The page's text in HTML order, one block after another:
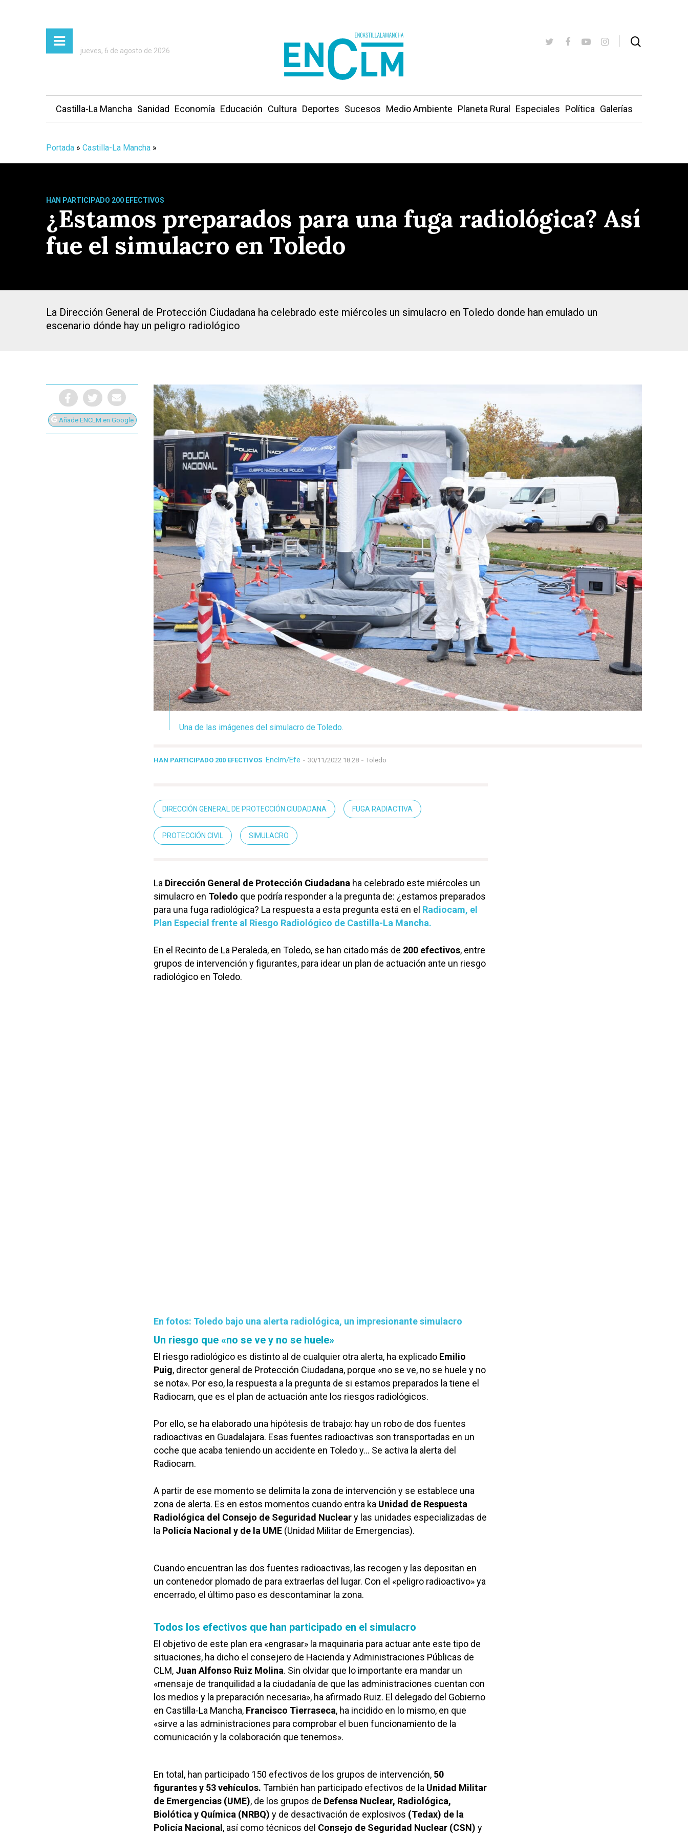
Presiona Intro para buscar o ESC para cerrar
jueves, 6 de agosto de 2026
Castilla-La Mancha Sanidad Economía Educación Cultura Deportes Sucesos Medio Ambiente Planeta Rural Especiales Política Galerías
Portada » Castilla-La Mancha »
HAN PARTICIPADO 200 EFECTIVOS
¿Estamos preparados para una fuga radiológica? Así
fue el simulacro en Toledo
La Dirección General de Protección Ciudadana ha celebrado este miércoles un simulacro en Toledo donde han emulado un
escenario dónde hay un peligro radiológico
Añade ENCLM en Google
Una de las imágenes del simulacro de Toledo.
HAN PARTICIPADO 200 EFECTIVOS Enclm/Efe - 30/11/2022 18:28 - Toledo
DIRECCIÓN GENERAL DE PROTECCIÓN CIUDADANA FUGA RADIACTIVA
PROTECCIÓN CIVIL SIMULACRO
La Dirección General de Protección Ciudadana ha celebrado este miércoles un
simulacro en Toledo que podría responder a la pregunta de: ¿estamos preparados
para una fuga radiológica? La respuesta a esta pregunta está en el Radiocam, el
Plan Especial frente al Riesgo Radiológico de Castilla-La Mancha.
En el Recinto de La Peraleda, en Toledo, se han citado más de 200 efectivos, entre
grupos de intervención y figurantes, para idear un plan de actuación ante un riesgo
radiológico en Toledo.
En fotos: Toledo bajo una alerta radiológica, un impresionante simulacro
Un riesgo que «no se ve y no se huele»
El riesgo radiológico es distinto al de cualquier otra alerta, ha explicado Emilio
Puig, director general de Protección Ciudadana, porque «no se ve, no se huele y no
se nota». Por eso, la respuesta a la pregunta de si estamos preparados la tiene el
Radiocam, que es el plan de actuación ante los riesgos radiológicos.
Por ello, se ha elaborado una hipótesis de trabajo: hay un robo de dos fuentes
radioactivas en Guadalajara. Esas fuentes radioactivas son transportadas en un
coche que acaba teniendo un accidente en Toledo y… Se activa la alerta del
Radiocam.
A partir de ese momento se delimita la zona de intervención y se establece una
zona de alerta. Es en estos momentos cuando entra ka Unidad de Respuesta
Radiológica del Consejo de Seguridad Nucleary las unidades especializadas de
la Policía Nacional y de la UME (Unidad Militar de Emergencias).
Cuando encuentran las dos fuentes radioactivas, las recogen y las depositan en
un contenedor plomado de para extraerlas del lugar. Con el «peligro radioactivo» ya
encerrado, el último paso es descontaminar la zona.
Todos los efectivos que han participado en el simulacro
El objetivo de este plan era «engrasar» la maquinaria para actuar ante este tipo de
situaciones, ha dicho el consejero de Hacienda y Administraciones Públicas de
CLM, Juan Alfonso Ruiz Molina. Sin olvidar que lo importante era mandar un
«mensaje de tranquilidad a la ciudadanía de que las administraciones cuentan con
los medios y la preparación necesaria», ha afirmado Ruiz. El delegado del Gobierno
en Castilla-La Mancha, Francisco Tierraseca, ha incidido en lo mismo, en que
«sirve a las administraciones para comprobar el buen funcionamiento de la
comunicación y la colaboración que tenemos».
En total, han participado 150 efectivos de los grupos de intervención, 50
figurantes y 53 vehículos. También han participado efectivos de la Unidad Militar
de Emergencias (UME), de los grupos de Defensa Nuclear, Radiológica,
Biolótica y Química (NRBQ) y de desactivación de explosivos (Tedax) de la
Policía Nacional, así como técnicos del Consejo de Seguridad Nuclear (CSN) y